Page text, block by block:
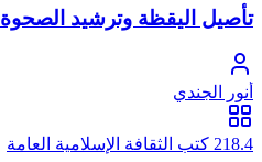
تأصيل اليقظة وترشيد الصحوة
أنور الجندي
218.4 كتب الثقافة الإسلامية العامة